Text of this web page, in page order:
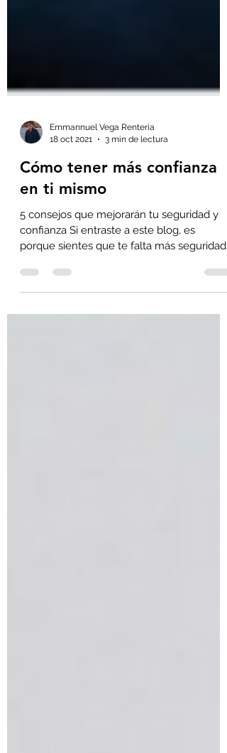
18 oct 2021
3 min de lectura
Cómo tener más confianza
en ti mismo
5 consejos que mejorarán tu seguridad y
confianza Si entraste a este blog, es
porque sientes que te falta más seguridad